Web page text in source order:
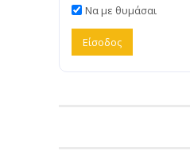
Να με θυμάσαι